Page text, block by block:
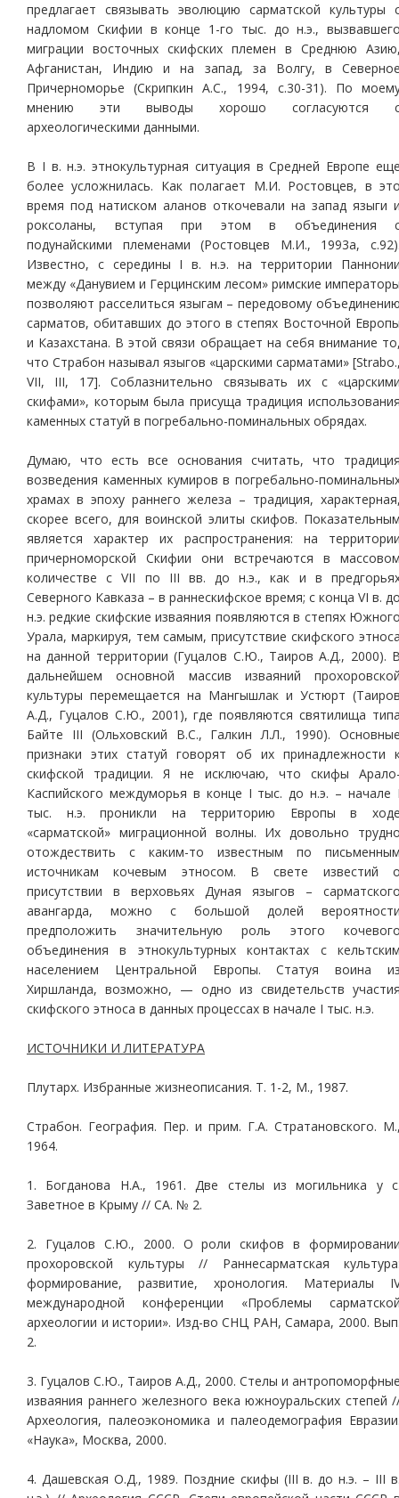
предлагает связывать эволюцию сарматской культуры
надломом Скифии в конце 1-го тыс. до н.э.,
миграции восточных скифских племен в Среднюю
Афганистан, Индию и на запад, за Волгу, в
Причерноморье (Скрипкин А.С., 1994, с.30-31). По
мнению эти выводы хорошо согласуются
археологическими данными.
В I в. н.э. этнокультурная ситуация в Средней Европе
более усложнилась. Как полагает М.И. Ростовцев, в
время под натиском аланов откочевали на запад языги
роксоланы, вступая при этом в объединения
подунайскими племенами (Ростовцев М.И., 1993а,
Известно, с середины I в. н.э. на территории
между «Данувием и Герцинским лесом» римские
позволяют расселиться языгам – передовому
сарматов, обитавших до этого в степях Восточной
и Казахстана. В этой связи обращает на себя внимание
что Страбон называл языгов «царскими сарматами»
VII, III, 17]. Соблазнительно связывать их с
скифами», которым была присуща традиция
каменных статуй в погребально-поминальных обрядах.
Думаю, что есть все основания считать, что
возведения каменных кумиров в погребально-
храмах в эпоху раннего железа – традиция,
скорее всего, для воинской элиты скифов.
является характер их распространения: на
причерноморской Скифии они встречаются в
количестве с VII по III вв. до н.э., как и в
Северного Кавказа – в раннескифское время; с конца VI в.
н.э. редкие скифские изваяния появляются в степях
Урала, маркируя, тем самым, присутствие скифского
на данной территории (Гуцалов С.Ю., Таиров А.Д., 2000).
дальнейшем основной массив изваяний
культуры перемещается на Мангышлак и Устюрт
А.Д., Гуцалов С.Ю., 2001), где появляются святилища
Байте III (Ольховский В.С., Галкин Л.Л., 1990).
признаки этих статуй говорят об их принадлежности
скифской традиции. Я не исключаю, что скифы
Каспийского междуморья в конце I тыс. до н.э. – начале
тыс. н.э. проникли на территорию Европы в
«сарматской» миграционной волны. Их довольно
отождествить с каким-то известным по
источникам кочевым этносом. В свете известий
присутствии в верховьях Дуная языгов –
авангарда, можно с большой долей
предположить значительную роль этого
объединения в этнокультурных контактах с
населением Центральной Европы. Статуя воина
Хиршланда, возможно, — одно из свидетельств
скифского этноса в данных процессах в начале I тыс. н.э.
ИСТОЧНИКИ И ЛИТЕРАТУРА
Плутарх. Избранные жизнеописания. Т. 1-2, М., 1987.
Страбон. География. Пер. и прим. Г.А. Стратановского.
1964.
1. Богданова Н.А., 1961. Две стелы из могильника у
Заветное в Крыму // СА. № 2.
2. Гуцалов С.Ю., 2000. О роли скифов в
прохоровской культуры // Раннесарматская
формирование, развитие, хронология. Материалы
международной конференции «Проблемы
археологии и истории». Изд-во СНЦ РАН, Самара, 2000.
2.
3. Гуцалов С.Ю., Таиров А.Д., 2000. Стелы и
изваяния раннего железного века южноуральских степей
Археология, палеоэкономика и палеодемография
«Наука», Москва, 2000.
4. Дашевская О.Д., 1989. Поздние скифы (III в. до н.э. – III